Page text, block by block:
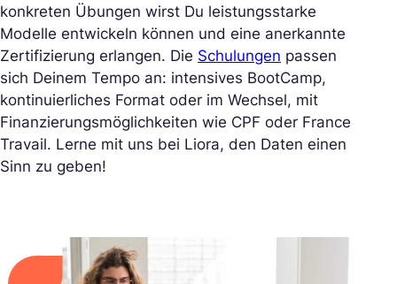
konkreten Übungen wirst Du leistungsstarke
Modelle entwickeln können und eine anerkannte
Zertifizierung erlangen. Die Schulungen passen
sich Deinem Tempo an: intensives BootCamp,
kontinuierliches Format oder im Wechsel, mit
Finanzierungsmöglichkeiten wie CPF oder France
Travail. Lerne mit uns bei Liora, den Daten einen
Sinn zu geben!